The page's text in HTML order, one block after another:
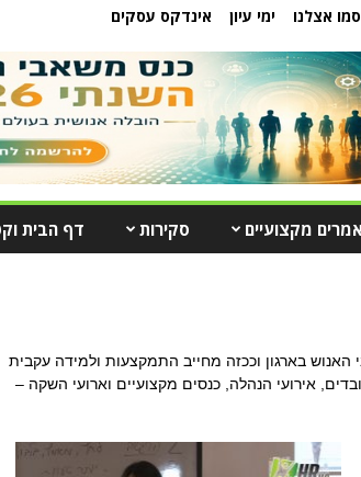
אצלנו ימי עיון אינדקס עסקים
מקצועיים סקירות דף הבית
בארגון וככזה מחייב התמקצעות ולמידה עקבית
אירועי הנהלה, כנסים מקצועיים וארועי השקה –